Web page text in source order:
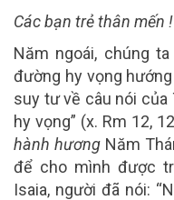
Các bạn trẻ thân mến !
Năm ngoái, chúng
đường hy vọng
suy tư về câu nói của
hy vọng” (x. Rm 12,
hành hươngNăm
để cho mình được
Isaia, người đã nói: